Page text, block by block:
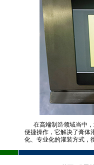
在高端制造领域当中，
便捷操作，它解决了膏体
化、专业化的灌装方式，